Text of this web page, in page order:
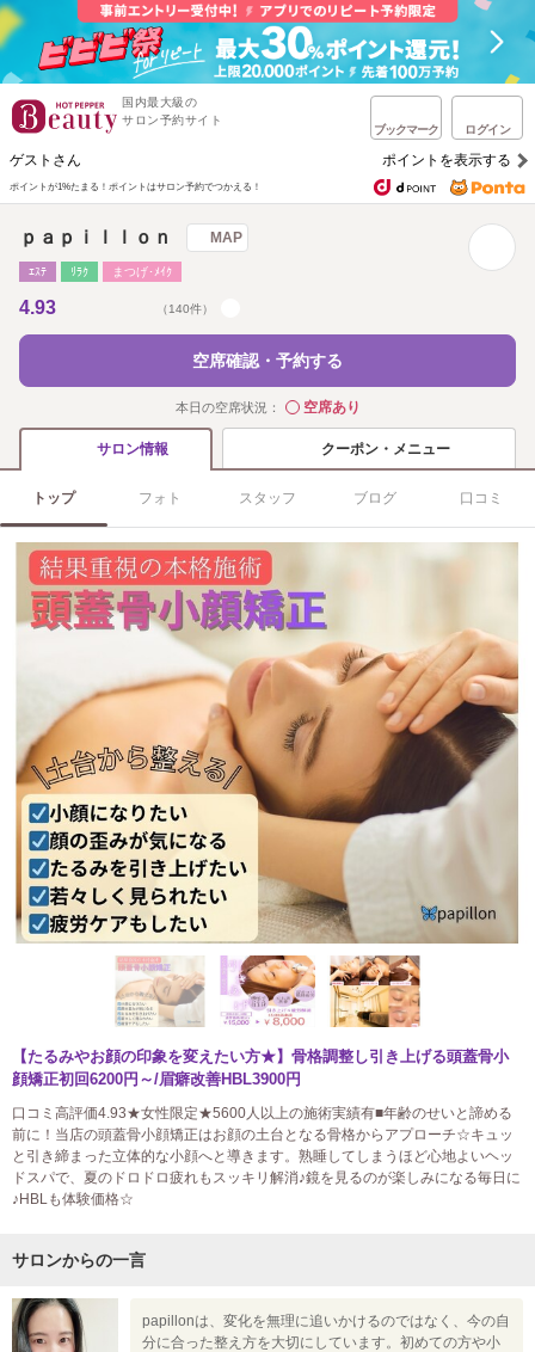
国内最大級の
サロン予約サイト
ブックマーク ログイン
ゲストさん ポイントを表示する
ポイントが1%たまる！ ポイントはサロン予約でつかえる！
ｐａｐｉｌｌｏｎ MAP
ｴｽﾃ ﾘﾗｸ まつげ･ﾒｲｸ
4.93 （140件）
空席確認・予約する
本日の空席状況： ◯空席あり
サロン情報 クーポン・メニュー
トップ フォト スタッフ ブログ 口コミ
【たるみやお顔の印象を変えたい方★】骨格調整し引き上げる頭蓋骨小
顔矯正初回6200円～/眉癖改善HBL3900円
口コミ高評価4.93★女性限定★5600人以上の施術実績有■年齢のせいと諦める
前に！当店の頭蓋骨小顔矯正はお顔の土台となる骨格からアプローチ☆キュッ
と引き締まった立体的な小顔へと導きます。熟睡してしまうほど心地よいヘッ
ドスパで、夏のドロドロ疲れもスッキリ解消♪鏡を見るのが楽しみになる毎日に
♪HBLも体験価格☆
サロンからの一言
papillonは、変化を無理に追いかけるのではなく、今の自
分に合った整え方を大切にしています。初めての方や小